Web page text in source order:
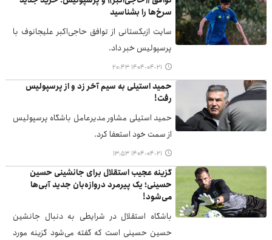
سرخ‌ها را بشناسید
سایت ازبکستانی از توافق حاجی‌اکبر علیجانوف با
پرسپولیس خبر داد.
۱۴۰۴-۰۴-۲۱ ۲۰:۴۳
حمید استیلی به سیم آخر زد و از پرسپولیس
رفت!
حمید استیلی مشاور مدیرعامل باشگاه پرسپولیس
از سمت خود استعفا کرد.
۱۴۰۴-۰۴-۲۱ ۱۳:۵۳
گزینه عجیب استقلال برای جانشینی حسین
حسینی؛ یک پیرمرد دروازه‌بان جدید آبی‌ها
می‌شود!
باشگاه استقلال در شرایطی به دنبال جانشین
حسین حسینی است که گفته می‌شود گزینه مورد